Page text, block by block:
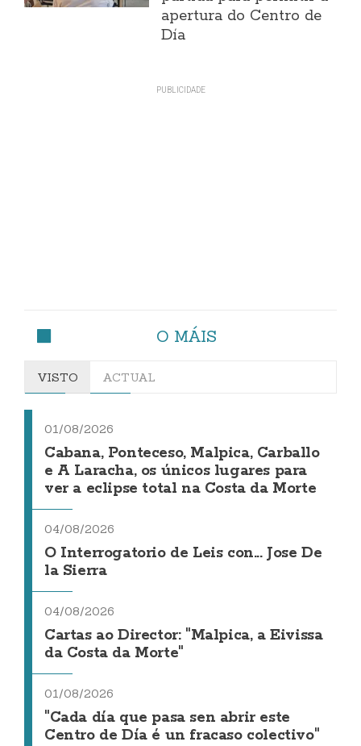
apertura do Centro de
Día
O MÁIS
VISTO ACTUAL
01/08/2026
Cabana, Ponteceso, Malpica, Carballo
e A Laracha, os únicos lugares para
ver a eclipse total na Costa da Morte
04/08/2026
O Interrogatorio de Leis con... Jose De
la Sierra
04/08/2026
Cartas ao Director: "Malpica, a Eivissa
da Costa da Morte"
01/08/2026
"Cada día que pasa sen abrir este
Centro de Día é un fracaso colectivo"